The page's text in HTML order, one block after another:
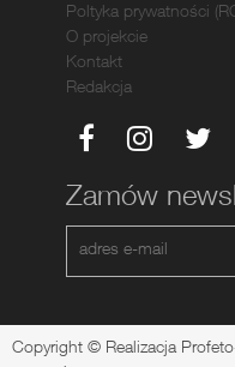
Poltyka prywatności
O projekcie
Kontakt
Redakcja
Zamów
Copyright © Realizacja